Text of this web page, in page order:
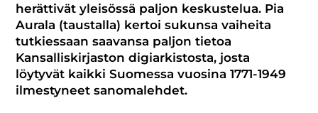
herättivät yleisössä paljon keskustelua. Pia
Aurala (taustalla) kertoi sukunsa vaiheita
tutkiessaan saavansa paljon tietoa
Kansalliskirjaston digiarkistosta, josta
löytyvät kaikki Suomessa vuosina 1771-1949
ilmestyneet sanomalehdet.